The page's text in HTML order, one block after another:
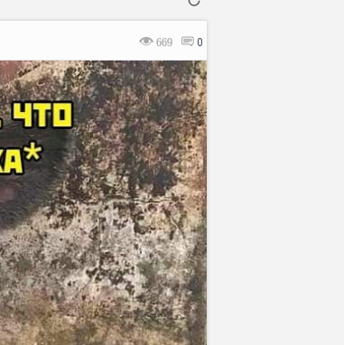
Отмена Отправить
669 0